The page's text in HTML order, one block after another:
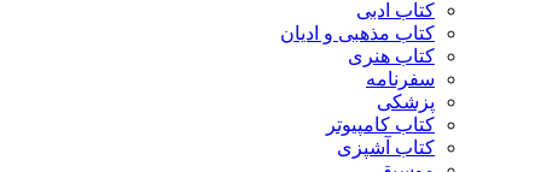
کتاب ادبی
کتاب مذهبی و ادیان
کتاب هنری
سفرنامه
پزشکی
کتاب کامپیوتر
کتاب آشپزی